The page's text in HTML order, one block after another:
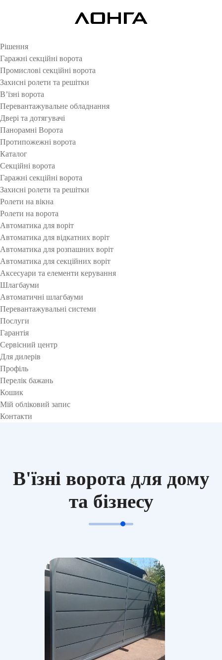
Рішення
Гаражні секційні ворота
Промислові секційні ворота
Захисні ролети та решітки
В’їзні ворота
Перевантажувальне обладнання
Двері та дотягувачі
Панорамні Ворота
Протипожежні ворота
Каталог
Секційні ворота
Гаражні секційні ворота
Захисні ролети та решітки
Ролети на вікна
Ролети на ворота
Автоматика для воріт
Автоматика для відкатних воріт
Автоматика для розпашних воріт
Автоматика для секційних воріт
Аксесуари та елементи керування
Шлагбауми
Автоматичні шлагбауми
Перевантажувальні системи
Послуги
Гарантія
Сервісний центр
Для дилерів
Профіль
Перелік бажань
Кошик
Мій обліковий запис
Контакти
В'їзні ворота для дому
та бізнесу